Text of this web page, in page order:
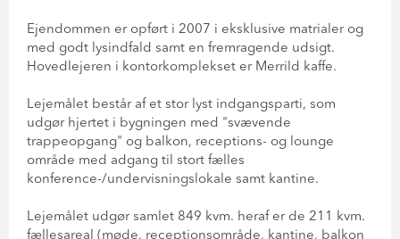
Ejendommen er opført i 2007 i eksklusive matrialer og
med godt lysindfald samt en fremragende udsigt.
Hovedlejeren i kontorkomplekset er Merrild kaffe.
Lejemålet består af et stor lyst indgangsparti, som
udgør hjertet i bygningen med "svævende
trappeopgang" og balkon, receptions- og lounge
område med adgang til stort fælles
konference-/undervisningslokale samt kantine.
Lejemålet udgør samlet 849 kvm. heraf er de 211 kvm.
fællesareal (møde, receptionsområde, kantine, balkon